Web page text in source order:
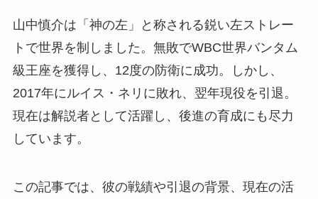
山中慎介は「神の左」と称される鋭い左ストレー
トで世界を制しました。無敗でWBC世界バンタム
級王座を獲得し、12度の防衛に成功。しかし、
2017年にルイス・ネリに敗れ、翌年現役を引退。
現在は解説者として活躍し、後進の育成にも尽力
しています。
この記事では、彼の戦績や引退の背景、現在の活